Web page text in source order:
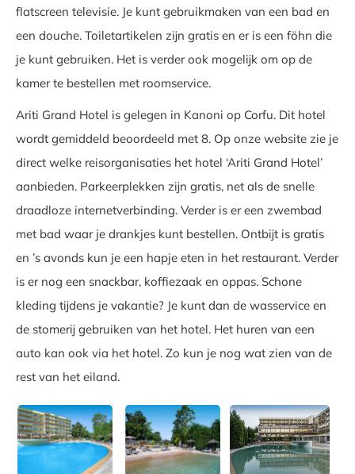
flatscreen televisie. Je kunt gebruikmaken van een bad en
een douche. Toiletartikelen zijn gratis en er is een föhn die
je kunt gebruiken. Het is verder ook mogelijk om op de
kamer te bestellen met roomservice.
Ariti Grand Hotel is gelegen in Kanoni op Corfu. Dit hotel
wordt gemiddeld beoordeeld met 8. Op onze website zie je
direct welke reisorganisaties het hotel ‘Ariti Grand Hotel’
aanbieden. Parkeerplekken zijn gratis, net als de snelle
draadloze internetverbinding. Verder is er een zwembad
met bad waar je drankjes kunt bestellen. Ontbijt is gratis
en ’s avonds kun je een hapje eten in het restaurant. Verder
is er nog een snackbar, koffiezaak en oppas. Schone
kleding tijdens je vakantie? Je kunt dan de wasservice en
de stomerij gebruiken van het hotel. Het huren van een
auto kan ook via het hotel. Zo kun je nog wat zien van de
rest van het eiland.